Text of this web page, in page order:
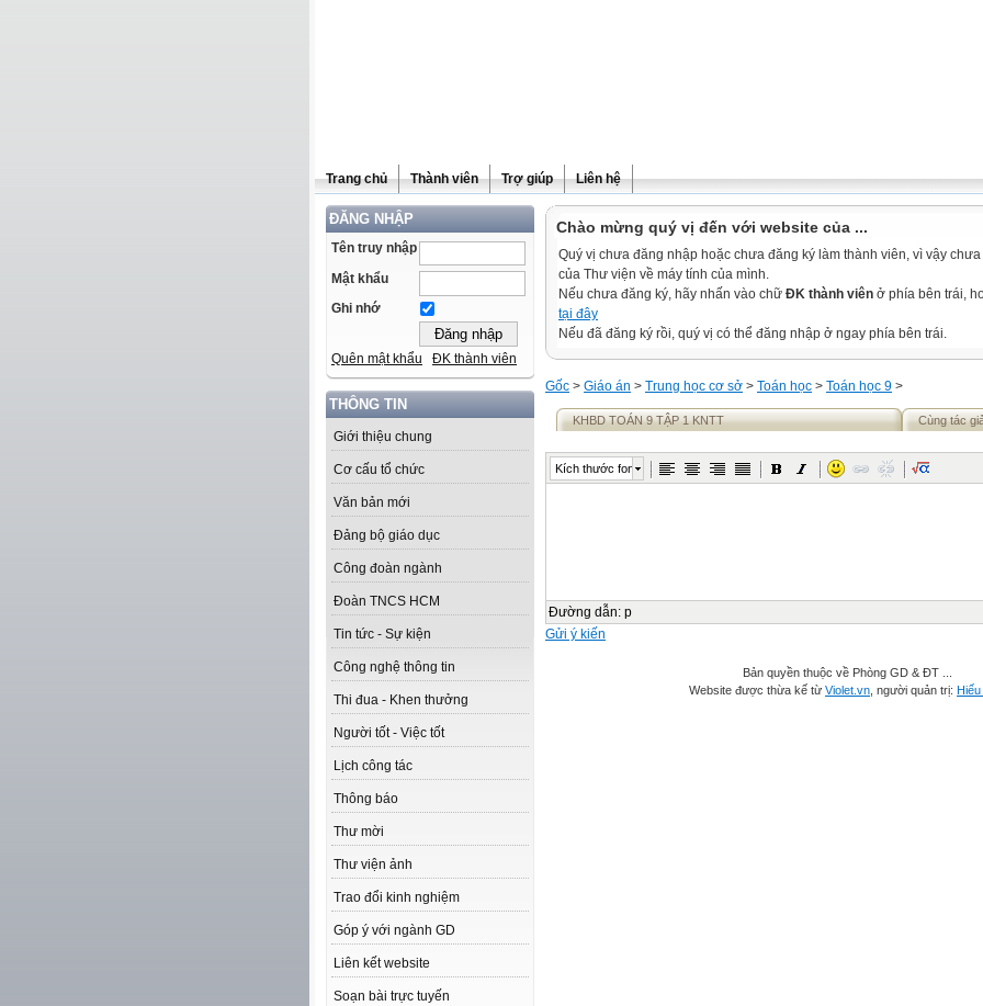
Trang chủ Thành viên Trợ giúp Liên hệ
ĐĂNG NHẬP
Tên truy nhập
Mật khẩu
Ghi nhớ
Quên mật khẩu ĐK thành viên
THÔNG TIN
Giới thiệu chung
Cơ cấu tổ chức
Văn bản mới
Đảng bộ giáo dục
Công đoàn ngành
Đoàn TNCS HCM
Tin tức - Sự kiện
Công nghệ thông tin
Thi đua - Khen thưởng
Người tốt - Việc tốt
Lịch công tác
Thông báo
Thư mời
Thư viện ảnh
Trao đổi kinh nghiệm
Góp ý với ngành GD
Liên kết website
Soạn bài trực tuyến
Chào mừng quý vị đến với website của ...
Quý vị chưa đăng nhập hoặc chưa đăng ký làm thành viên, vì vậy
của Thư viện về máy tính của mình.
Nếu chưa đăng ký, hãy nhấn vào chữ ĐK thành viên ở phía bên trái,
tại đây
Nếu đã đăng ký rồi, quý vị có thể đăng nhập ở ngay phía bên trái.
Gốc > Giáo án > Trung học cơ sở > Toán học > Toán học 9 >
KHBD TOÁN 9 TẬP 1 KNTT Cùng tác
Kích thước font
Đường dẫn: p
Gửi ý kiến
Bản quyền thuộc về Phòng GD & ĐT ...
Website được thừa kế từ Violet.vn , người quản trị: Hiếu